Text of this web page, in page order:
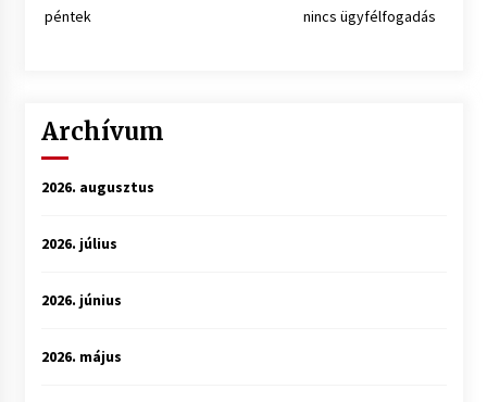
péntek
nincs ügyfélfogadás
Archívum
2026. augusztus
2026. július
2026. június
2026. május